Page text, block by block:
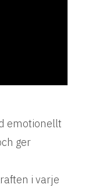
emotionellt
ger
i varje